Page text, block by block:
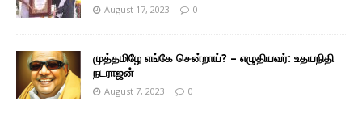
August 17, 2023 0
முத்தமிழே எங்கே சென்றாய்? – எழுதியவர்: உதயநிதி
நடராஜன்
August 7, 2023 0